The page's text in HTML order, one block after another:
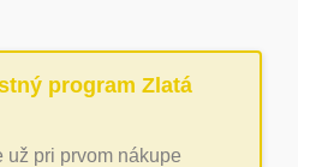
program Zlatá
už pri prvom nákupe